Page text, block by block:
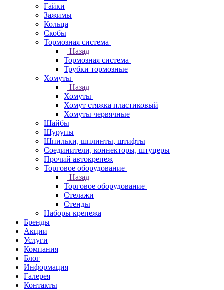
Гайки
Зажимы
Кольца
Скобы
Тормозная система
Назад
Тормозная система
Трубки тормозные
Хомуты
Назад
Хомуты
Хомут стяжка пластиковый
Хомуты червячные
Шайбы
Шурупы
Шпильки, шплинты, штифты
Соединители, коннекторы, штуцеры
Прочий автокрепеж
Торговое оборудование
Назад
Торговое оборудование
Стелажи
Стенды
Наборы крепежа
Бренды
Акции
Услуги
Компания
Блог
Информация
Галерея
Контакты